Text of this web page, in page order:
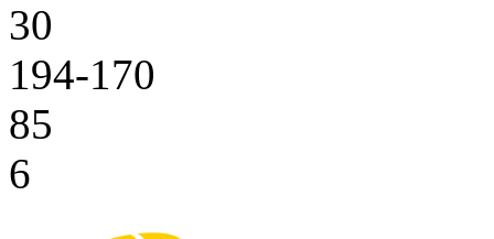
30
194-170
85
6